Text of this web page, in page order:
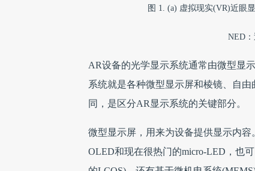
图 1. (a) 虚拟现实(VR)近眼
NED：
AR设备的光学显示系统通常由微型显
系统就是各种微型显示屏和棱镜、自
同，是区分AR显示系统的关键部分。
微型显示屏，用来为设备提供显示内
OLED和现在很热门的micro-LED，也